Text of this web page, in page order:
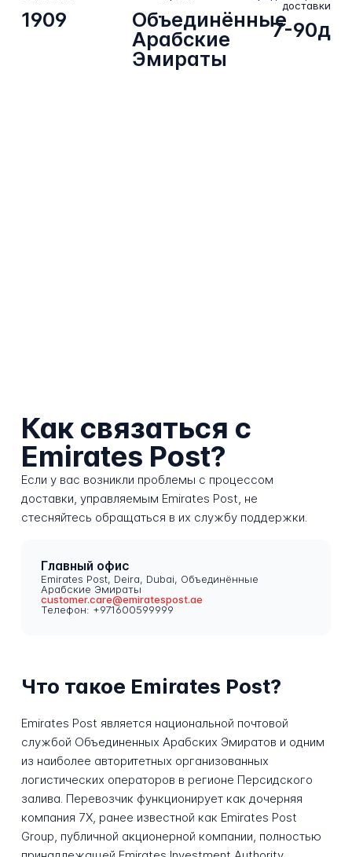
1909
Объединённые
Арабские
Эмираты
доставки
7-90д
Как связаться с
Emirates Post?
Если у вас возникли проблемы с процессом
доставки, управляемым Emirates Post, не
стесняйтесь обращаться в их службу поддержки.
Главный офис
Emirates Post, Deira, Dubai, Объединённые
Арабские Эмираты
customer.care@emiratespost.ae
Телефон: +971600599999
Что такое Emirates Post?
Emirates Post является национальной почтовой
службой Объединенных Арабских Эмиратов и одним
из наиболее авторитетных организованных
логистических операторов в регионе Персидского
залива. Перевозчик функционирует как дочерняя
компания 7X, ранее известной как Emirates Post
Group, публичной акционерной компании, полностью